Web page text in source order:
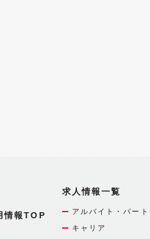
情報TOP
求人情報一覧
アルバイト・パート
キャリア